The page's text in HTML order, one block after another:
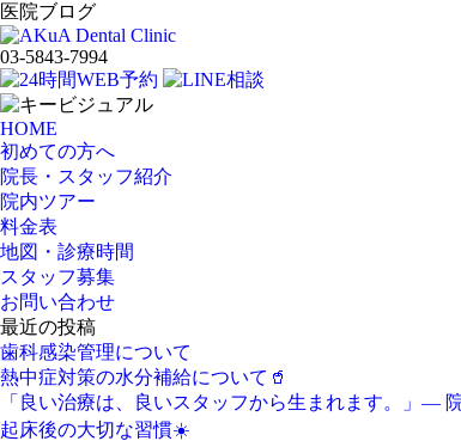
医院ブログ
03-5843-7994
HOME
初めての方へ
院長・スタッフ紹介
院内ツアー
料金表
地図・診療時間
スタッフ募集
お問い合わせ
最近の投稿
歯科感染管理について
熱中症対策の水分補給について🥤
「良い治療は、良いスタッフから生まれます。」―
起床後の大切な習慣☀️